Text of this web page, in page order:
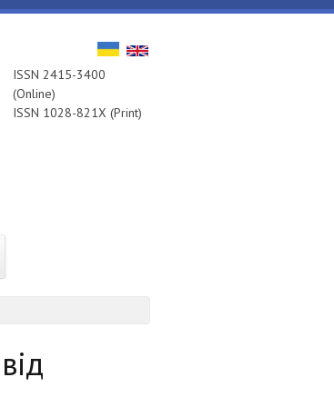
ISSN 2415-3400
(Online)
ISSN 1028-821X (Print)